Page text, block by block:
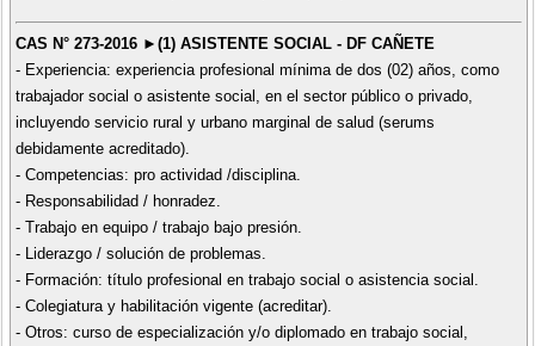
CAS N° 273-2016 ►(1) ASISTENTE SOCIAL - DF CAÑETE
- Experiencia: experiencia profesional mínima de dos (02) años, como
trabajador social o asistente social, en el sector público o privado,
incluyendo servicio rural y urbano marginal de salud (serums
debidamente acreditado).
- Competencias: pro actividad /disciplina.
- Responsabilidad / honradez.
- Trabajo en equipo / trabajo bajo presión.
- Liderazgo / solución de problemas.
- Formación: título profesional en trabajo social o asistencia social.
- Colegiatura y habilitación vigente (acreditar).
- Otros: curso de especialización y/o diplomado en trabajo social,